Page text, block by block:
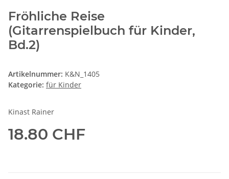
Fröhliche Reise
(Gitarrenspielbuch für Kinder,
Bd.2)
Artikelnummer: K&N_1405
Kategorie: für Kinder
Kinast Rainer
18.80 CHF